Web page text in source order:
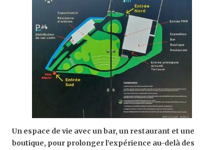
Un espace de vie avec un bar, un restaurant et une
boutique, pour prolonger l’expérience au-delà des